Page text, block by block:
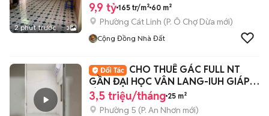
2 phút trước 3
9,9 tỷ 165 tr/m² 60 m²
Phường Cát Linh (P. Ô Chợ Dừa mới)
Cộng Đồng Nhà Đất
CHO THUÊ GÁC FULL NT
GẦN ĐẠI HỌC VÂN LANG-IUH GIÁP
BÌNH THẠNH-PN
3,5 triệu/tháng 25 m²
Phường 5 (P. An Nhơn mới)